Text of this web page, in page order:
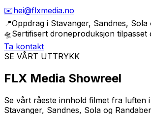
✉️hei@flxmedia.no
📍Oppdrag i Stavanger, Sandnes, Sola
🛸 Sertifisert droneproduksjon tilpasset
Ta kontakt
SE VÅRT UTTRYKK
FLX Media Showreel
Se vårt råeste innhold filmet fra luften
Stavanger, Sandnes, Sola og